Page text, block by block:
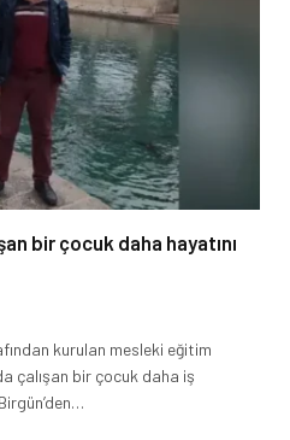
bir çocuk daha hayatını
kurulan mesleki eğitim
çalışan bir çocuk daha iş